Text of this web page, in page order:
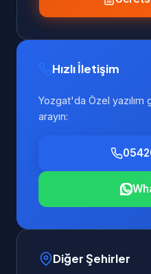
Hızlı İletişim
Yozgat'da Özel
arayın:
Diğer Şehirler